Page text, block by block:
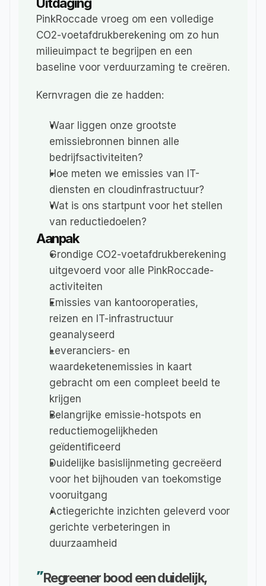
PinkRoccade vroeg om een volledige
CO2-voetafdrukberekening om zo hun
milieuimpact te begrijpen en een
baseline voor verduurzaming te creëren.
Kernvragen die ze hadden:
Waar liggen onze grootste
emissiebronnen binnen alle
bedrijfsactiviteiten?
Hoe meten we emissies van IT-
diensten en cloudinfrastructuur?
Wat is ons startpunt voor het stellen
van reductiedoelen?
Aanpak
Grondige CO2-voetafdrukberekening
uitgevoerd voor alle PinkRoccade-
activiteiten
Emissies van kantooroperaties,
reizen en IT-infrastructuur
geanalyseerd
Leveranciers- en
waardeketenemissies in kaart
gebracht om een compleet beeld te
krijgen
Belangrijke emissie-hotspots en
reductiemogelijkheden
geïdentificeerd
Duidelijke basislijnmeting gecreëerd
voor het bijhouden van toekomstige
vooruitgang
Actiegerichte inzichten geleverd voor
gerichte verbeteringen in
duurzaamheid
"Regreener bood een duidelijk,